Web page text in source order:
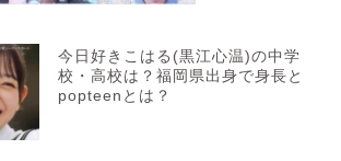
今日好きこはる(黒江心温)の中学
校・高校は？福岡県出身で身長と
popteenとは？